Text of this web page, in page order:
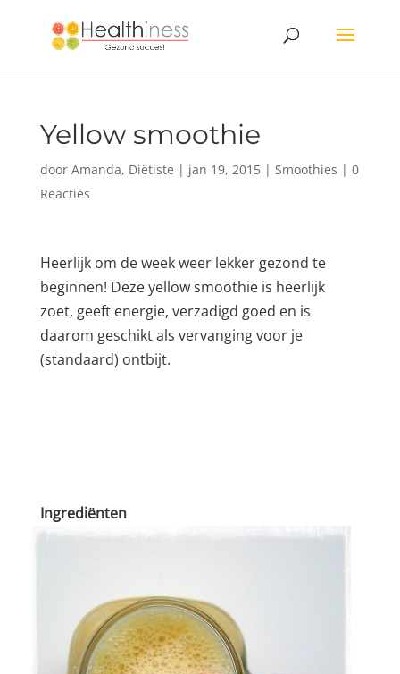
Yellow smoothie
door Amanda, Diëtiste | jan 19, 2015| Smoothies | 0
Reacties
Heerlijk om de week weer lekker gezond te
beginnen! Deze yellow smoothie is heerlijk
zoet, geeft energie, verzadigd goed en is
daarom geschikt als vervanging voor je
(standaard) ontbijt.
Ingrediënten